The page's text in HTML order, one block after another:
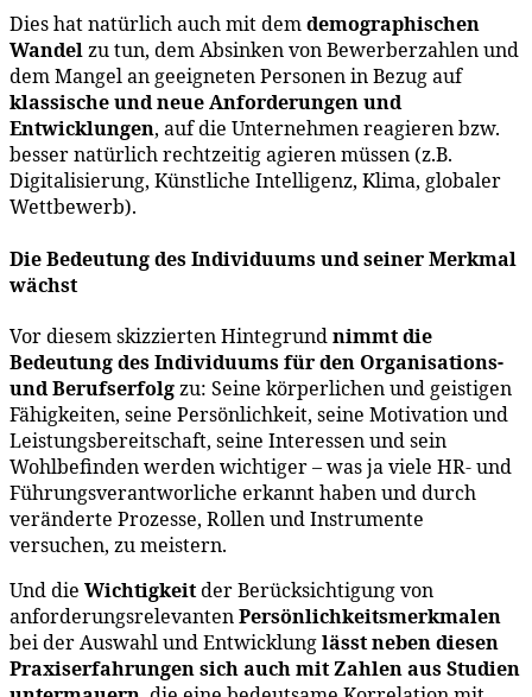
Dies hat natürlich auch mit demdemographischen
Wandelzu tun, dem Absinken von Bewerberzahlen und
dem Mangel an geeigneten Personen in Bezug auf
klassische und neue Anforderungen und
Entwicklungen, auf die Unternehmen reagieren bzw.
besser natürlich rechtzeitig agieren müssen (z.B.
Digitalisierung, Künstliche Intelligenz, Klima, globaler
Wettbewerb).
Die Bedeutung des Individuums und seiner Merkmal
wächst
Vor diesem skizzierten Hintegrundnimmt die
Bedeutung des Individuums für den Organisations-
und Berufserfolgzu: Seine körperlichen und geistigen
Fähigkeiten, seine Persönlichkeit, seine Motivation und
Leistungsbereitschaft, seine Interessen und sein
Wohlbefinden werden wichtiger – was ja viele HR- und
Führungsverantworliche erkannt haben und durch
veränderte Prozesse, Rollen und Instrumente
versuchen, zu meistern.
Und die Wichtigkeitder Berücksichtigung von
anforderungsrelevantenPersönlichkeitsmerkmalen
bei der Auswahl und Entwicklunglässt neben diesen
Praxiserfahrungen sich auch mit Zahlen aus Studien